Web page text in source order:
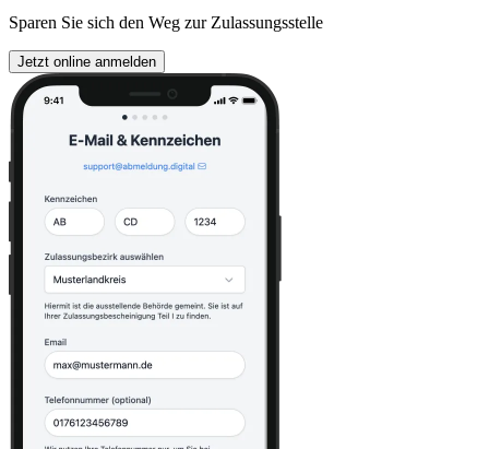
Sparen Sie sich den Weg zur Zulassungsstelle
Jetzt online anmelden